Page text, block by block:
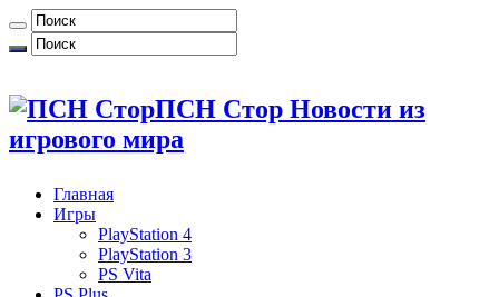
ПСН Стор Новости из
игрового мира
Главная
Игры
PlayStation 4
PlayStation 3
PS Vita